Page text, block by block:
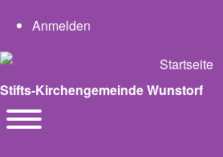
User account menu
Anmelden
Stifts-Kirchengemeinde Wunstorf
Navigation